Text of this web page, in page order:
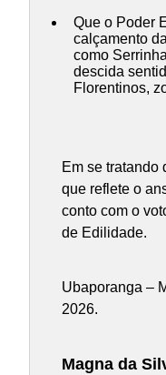
Que o Poder
calçamento
como
descida
Florentinos,
Em se tratando
que reflete o
conto com o
de Edilidade.
Ubaporanga –
2026.
Magna da